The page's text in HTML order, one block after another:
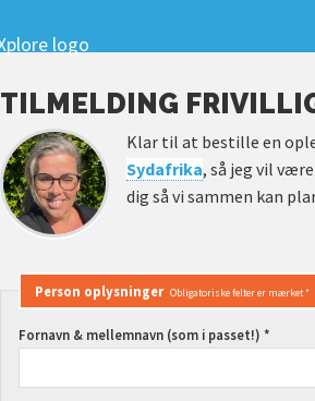
TILMELDING
Klar til at bestille en
Sydafrika, så jeg vil
dig så vi sammen kan
Person oplysninger Obligatoriske felter er mærket *
Fornavn & mellemnavn (som i passet!) *